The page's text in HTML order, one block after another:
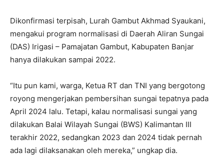
Dikonfirmasi terpisah, Lurah Gambut Akhmad Syaukani,
mengakui program normalisasi di Daerah Aliran Sungai
(DAS) Irigasi – Pamajatan Gambut, Kabupaten Banjar
hanya dilakukan sampai 2022.
“Itu pun kami, warga, Ketua RT dan TNI yang bergotong
royong mengerjakan pembersihan sungai tepatnya pada
April 2024 lalu. Tetapi, kalau normalisasi sungai yang
dilakukan Balai Wilayah Sungai (BWS) Kalimantan III
terakhir 2022, sedangkan 2023 dan 2024 tidak pernah
ada lagi dilaksanakan oleh mereka,” ungkap dia.